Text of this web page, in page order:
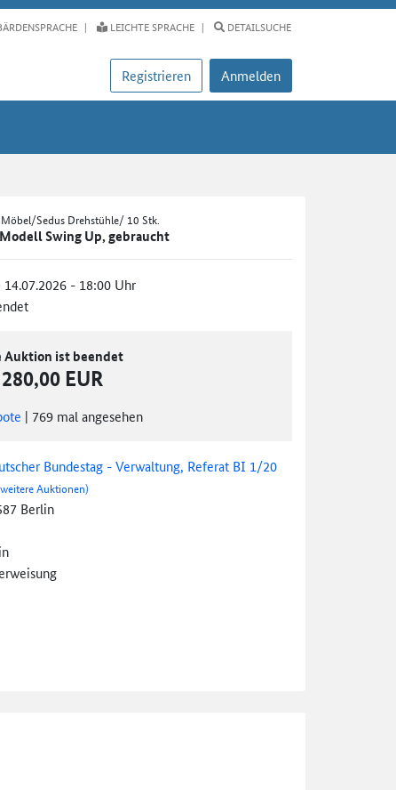
LEICHTE SPRACHE DETAILSUCHE
Registrieren Anmelden
Sedus Drehstühle/ 10 Stk.
Swing Up, gebraucht
14.07.2026 - 18:00 Uhr
Auktion ist beendet
280,00 EUR
| 769 mal angesehen
Bundestag - Verwaltung, Referat BI 1/20
Auktionen)
Berlin